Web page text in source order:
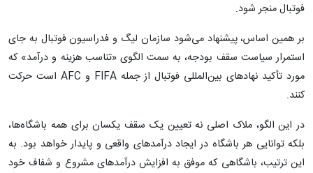
فوتبال منجر شود.
بر همین اساس، پیشنهاد می‌شود سازمان لیگ و فدراسیون فوتبال به جای
استمرار سیاست سقف بودجه، به سمت الگوی «تناسب هزینه و درآمد» که
مورد تأکید نهادهای بین‌المللی فوتبال از جمله FIFA و AFC است حرکت
کنند.
در این الگو، ملاک اصلی نه تعیین یک سقف یکسان برای همه باشگاه‌ها،
بلکه توانایی هر باشگاه در ایجاد درآمدهای واقعی و پایدار خواهد بود. به
این ترتیب، باشگاهی که موفق به افزایش درآمدهای مشروع و شفاف خود